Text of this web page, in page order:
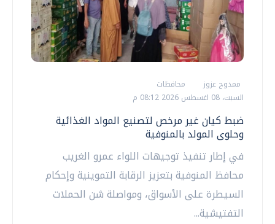
ممدوح عزوز
محافظات
السبت، 08 اغسطس 2026 08:12 م
ضبط كيان غير مرخص لتصنيع المواد الغذائية
وحلوى المولد بالمنوفية
في إطار تنفيذ توجيهات اللواء عمرو الغريب
محافظ المنوفية بتعزيز الرقابة التموينية وإحكام
السيطرة على الأسواق، ومواصلة شن الحملات
التفتيشية...